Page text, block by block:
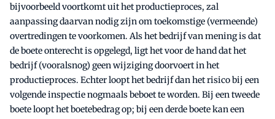
bijvoorbeeld voortkomt uit het productieproces, zal
aanpassing daarvan nodig zijn om toekomstige (vermeende)
overtredingen te voorkomen. Als het bedrijf van mening is dat
de boete onterecht is opgelegd, ligt het voor de hand dat het
bedrijf (vooralsnog) geen wijziging doorvoert in het
productieproces. Echter loopt het bedrijf dan het risico bij een
volgende inspectie nogmaals beboet te worden. Bij een tweede
boete loopt het boetebedrag op; bij een derde boete kan een